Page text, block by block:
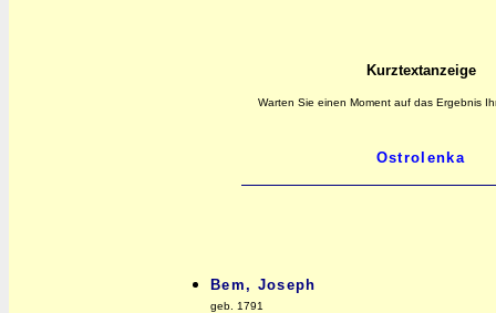
Kurztextanzeige
Warten Sie einen Moment auf das Ergebnis
Bem, Joseph
geb. 1791